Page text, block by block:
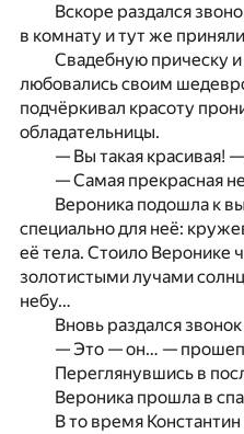
Вскоре раздался
в комнату и тут же
Свадебную прическу
любовались своим
подчёркивал красоту
обладательницы.
— Вы такая красивая!
— Самая прекрасная
Вероника подошла к
специально для неё:
её тела. Стоило Веронике
золотистыми лучами
небу…
Вновь раздался
— Это — он… —
Переглянувшись в
Вероника прошла в
В то время